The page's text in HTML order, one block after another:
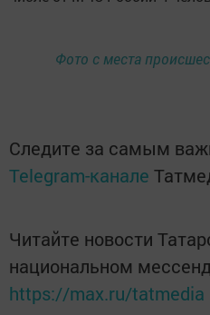
Фото с места
Следите за самым
Telegram-канале
Читайте новости
национальном
https://max.ru/tatmedia